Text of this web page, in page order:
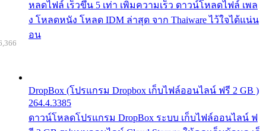
หลดไฟล์ เร็วขึ้น 5 เท่า เพิ่มความเร็ว ดาวน์โหลดไฟล์ เพล
ง โหลดหนัง โหลด IDM ล่าสุด จาก Thaiware ไว้ใจได้แน่น
อน
DropBox (โปรแกรม Dropbox เก็บไฟล์ออนไลน์ ฟรี 2 GB )
264.4.3385
ดาวน์โหลดโปรแกรม DropBox ระบบ เก็บไฟล์ออนไลน์ ฟ